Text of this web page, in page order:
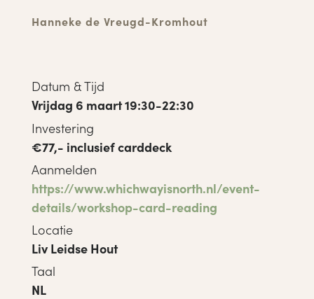
Hanneke de Vreugd-Kromhout
Datum & Tijd
Vrijdag 6 maart 19:30-22:30
Investering
€77,- inclusief carddeck
Aanmelden
https://www.whichwayisnorth.nl/event-
details/workshop-card-reading
Locatie
Liv Leidse Hout
Taal
NL